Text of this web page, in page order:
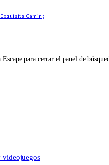
Gaming
Escape para cerrar el panel de
videojuegos